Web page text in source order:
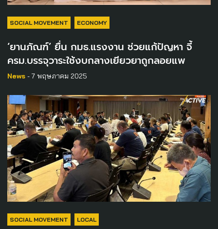
SOCIAL MOVEMENT ECONOMY
‘ยานภัณฑ์’ ยื่น กมธ.แรงงาน ช่วยแก้ปัญหา จี้
ครม.บรรจุวาระใช้งบกลางเยียวยาถูกลอยแพ
News - 7 พฤษภาคม 2025
SOCIAL MOVEMENT LOCAL